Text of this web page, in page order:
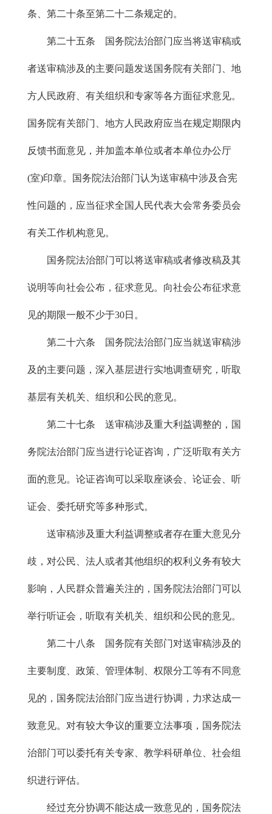
条、第二十条至第二十二条规定的。
第二十五条 国务院法治部门应当将送审稿或
者送审稿涉及的主要问题发送国务院有关部门、地
方人民政府、有关组织和专家等各方面征求意见。
国务院有关部门、地方人民政府应当在规定期限内
反馈书面意见，并加盖本单位或者本单位办公厅
(室)印章。国务院法治部门认为送审稿中涉及合宪
性问题的，应当征求全国人民代表大会常务委员会
有关工作机构意见。
国务院法治部门可以将送审稿或者修改稿及其
说明等向社会公布，征求意见。向社会公布征求意
见的期限一般不少于30日。
第二十六条 国务院法治部门应当就送审稿涉
及的主要问题，深入基层进行实地调查研究，听取
基层有关机关、组织和公民的意见。
第二十七条 送审稿涉及重大利益调整的，国
务院法治部门应当进行论证咨询，广泛听取有关方
面的意见。论证咨询可以采取座谈会、论证会、听
证会、委托研究等多种形式。
送审稿涉及重大利益调整或者存在重大意见分
歧，对公民、法人或者其他组织的权利义务有较大
影响，人民群众普遍关注的，国务院法治部门可以
举行听证会，听取有关机关、组织和公民的意见。
第二十八条 国务院有关部门对送审稿涉及的
主要制度、政策、管理体制、权限分工等有不同意
见的，国务院法治部门应当进行协调，力求达成一
致意见。对有较大争议的重要立法事项，国务院法
治部门可以委托有关专家、教学科研单位、社会组
织进行评估。
经过充分协调不能达成一致意见的，国务院法